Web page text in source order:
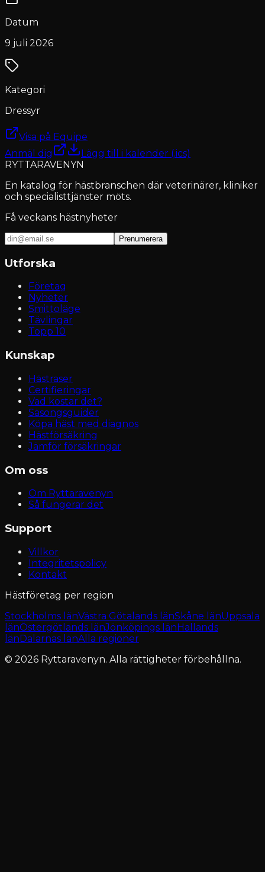
Datum
9 juli 2026
Kategori
Dressyr
Visa på Equipe
Anmäl dig
Lägg till i kalender (.ics)
RYTTARAVENYN
En katalog för hästbranschen där veterinärer, kliniker
och specialisttjänster möts.
Få veckans hästnyheter
Prenumerera
Utforska
Företag
Nyheter
Smittoläge
Tävlingar
Topp 10
Kunskap
Hästraser
Certifieringar
Vad kostar det?
Säsongsguider
Köpa häst med diagnos
Hästförsäkring
Jämför försäkringar
Om oss
Om Ryttaravenyn
Så fungerar det
Support
Villkor
Integritetspolicy
Kontakt
Hästföretag per region
Stockholms länVästra Götalands länSkåne länUppsala
länÖstergötlands länJönköpings länHallands
länDalarnas länAlla regioner
© 2026 Ryttaravenyn. Alla rättigheter förbehållna.